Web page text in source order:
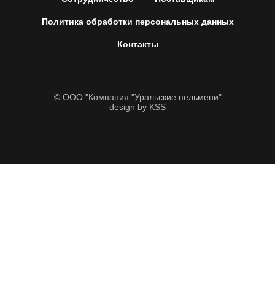
Политика обработки персональных данных
Контакты
© ООО "Компания "Уральские пельмени"
design by KSS